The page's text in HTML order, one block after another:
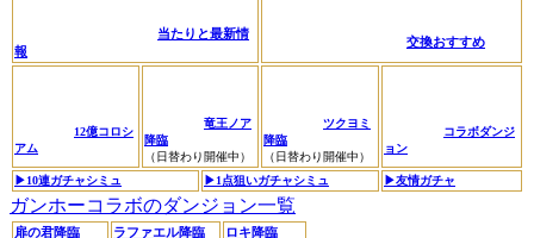
当たりと最新情
報
交換おすすめ
12億コロシ
アム
竜王ノア
降臨
（日替わり開催中）
ツクヨミ
降臨
（日替わり開催中）
コラボダンジ
ョン
▶︎10連ガチャシミュ ▶︎1点狙いガチャシミュ ▶︎友情ガチャ
ガンホーコラボのダンジョン一覧
扉の君降臨 ラファエル降臨
ロキ降臨